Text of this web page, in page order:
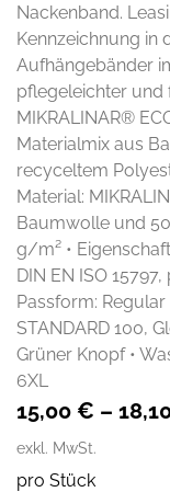
Nackenband.
Kennzeichnung in
Aufhängebänder
pflegeleichter und
MIKRALINAR®
Materialmix aus
recyceltem
Material:
Baumwolle und
g/m² •
DIN EN ISO
Passform: Regular
STANDARD 100,
Grüner Knopf •
6XL
15,00 € –
exkl. MwSt.
pro Stück